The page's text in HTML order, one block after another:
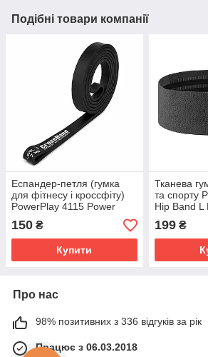
Подібні товари компанії
Еспандер-петля (гумка
для фітнесу і кроссфіту)
PowerPlay 4115 Power
Band Чорна (2-7kg)
150 ₴
Купити
Тканева
та спорту
Hip Band L
(d_84cm)
199₴
Про нас
98% позитивних з 336 відгуків за рік
Працює з 06.03.2018